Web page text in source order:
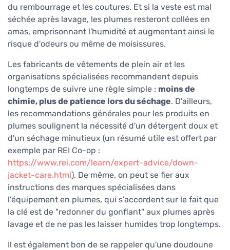
du rembourrage et les coutures. Et si la veste est mal
séchée après lavage, les plumes resteront collées en
amas, emprisonnant l'humidité et augmentant ainsi le
risque d'odeurs ou même de moisissures.
Les fabricants de vêtements de plein air et les
organisations spécialisées recommandent depuis
longtemps de suivre une règle simple : moins de
chimie, plus de patience lors du séchage. D'ailleurs,
les recommandations générales pour les produits en
plumes soulignent la nécessité d'un détergent doux et
d'un séchage minutieux (un résumé utile est offert par
exemple par REI Co-op :
https://www.rei.com/learn/expert-advice/down-
jacket-care.html). De même, on peut se fier aux
instructions des marques spécialisées dans
l'équipement en plumes, qui s'accordent sur le fait que
la clé est de "redonner du gonflant" aux plumes après
lavage et de ne pas les laisser humides trop longtemps.
Il est également bon de se rappeler qu'une doudoune